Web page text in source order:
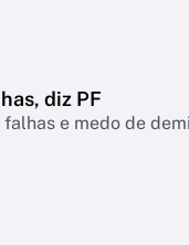
diz PF
e medo de